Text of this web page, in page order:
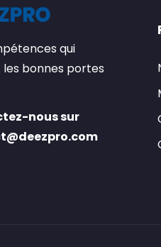
qui
bonnes portes
nous sur